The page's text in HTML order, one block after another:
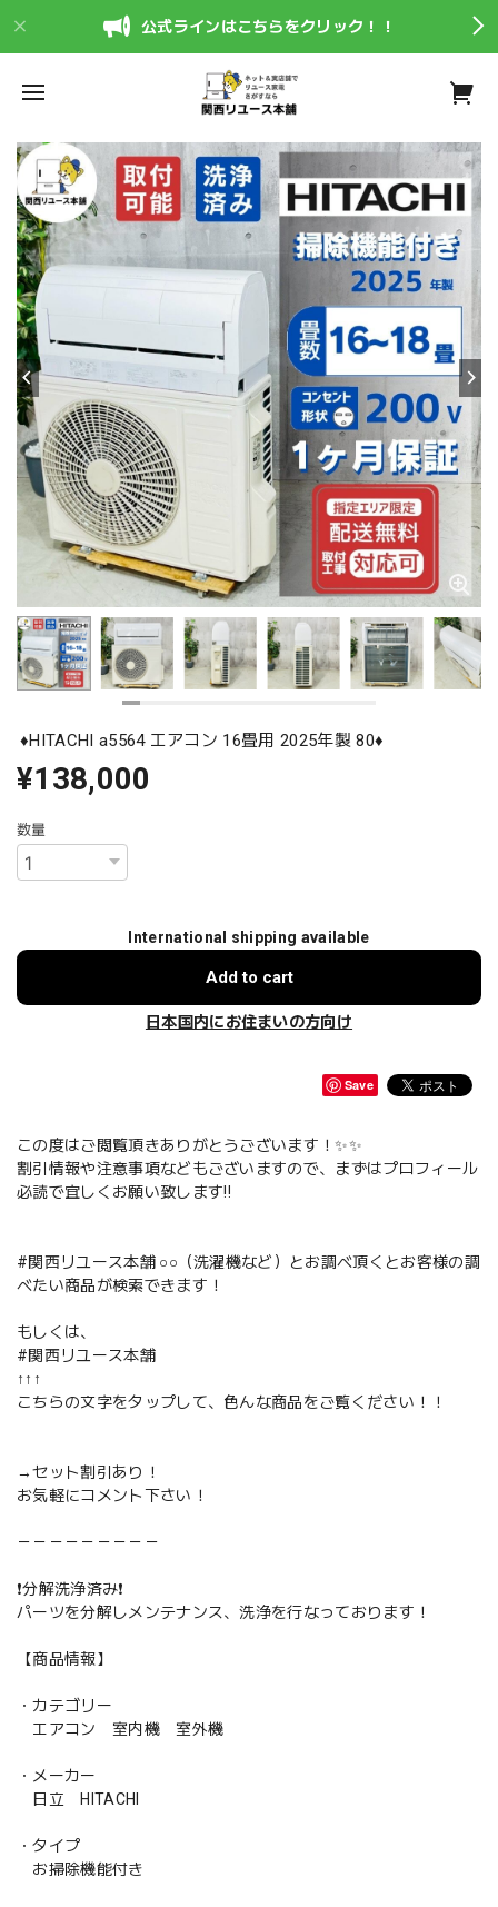
公式ラインはこちらをクリック！！
♦️HITACHI a5564 エアコン 16畳用 2025年製 80♦️
¥138,000
数量
International shipping available
Add to cart
日本国内にお住まいの方向け
Save
この度はご閲覧頂きありがとうございます！✨✨
割引情報や注意事項などもございますので、まずはプロフィール
必読で宜しくお願い致します‼️
#関西リユース本舗 ○○（洗濯機など）とお調べ頂くとお客様の調
べたい商品が検索できます！
もしくは、
#関西リユース本舗
↑↑↑
こちらの文字をタップして、色んな商品をご覧ください！！
→セット割引あり！
お気軽にコメント下さい！
－－－－－－－－－
❗️分解洗浄済み❗️
パーツを分解しメンテナンス、洗浄を行なっております！
【商品情報】
・カテゴリー
エアコン 室内機 室外機
・メーカー
日立 HITACHI
・タイプ
お掃除機能付き